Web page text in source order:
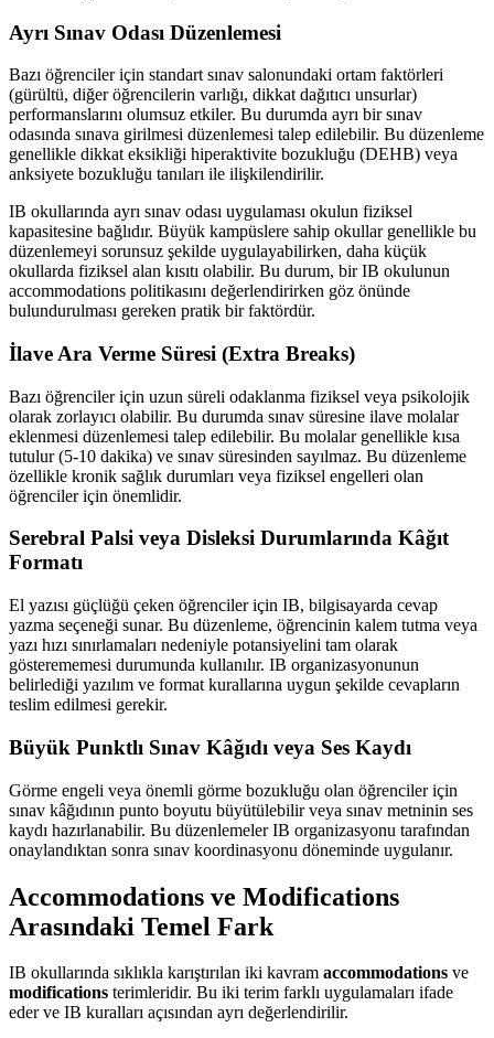
Ayrı Sınav Odası Düzenlemesi
Bazı öğrenciler için standart sınav salonundaki ortam faktörleri
(gürültü, diğer öğrencilerin varlığı, dikkat dağıtıcı unsurlar)
performanslarını olumsuz etkiler. Bu durumda ayrı bir sınav
odasında sınava girilmesi düzenlemesi talep edilebilir. Bu düzenleme
genellikle dikkat eksikliği hiperaktivite bozukluğu (DEHB) veya
anksiyete bozukluğu tanıları ile ilişkilendirilir.
IB okullarında ayrı sınav odası uygulaması okulun fiziksel
kapasitesine bağlıdır. Büyük kampüslere sahip okullar genellikle bu
düzenlemeyi sorunsuz şekilde uygulayabilirken, daha küçük
okullarda fiziksel alan kısıtı olabilir. Bu durum, bir IB okulunun
accommodations politikasını değerlendirirken göz önünde
bulundurulması gereken pratik bir faktördür.
İlave Ara Verme Süresi (Extra Breaks)
Bazı öğrenciler için uzun süreli odaklanma fiziksel veya psikolojik
olarak zorlayıcı olabilir. Bu durumda sınav süresine ilave molalar
eklenmesi düzenlemesi talep edilebilir. Bu molalar genellikle kısa
tutulur (5-10 dakika) ve sınav süresinden sayılmaz. Bu düzenleme
özellikle kronik sağlık durumları veya fiziksel engelleri olan
öğrenciler için önemlidir.
Serebral Palsi veya Disleksi Durumlarında Kâğıt
Formatı
El yazısı güçlüğü çeken öğrenciler için IB, bilgisayarda cevap
yazma seçeneği sunar. Bu düzenleme, öğrencinin kalem tutma veya
yazı hızı sınırlamaları nedeniyle potansiyelini tam olarak
gösterememesi durumunda kullanılır. IB organizasyonunun
belirlediği yazılım ve format kurallarına uygun şekilde cevapların
teslim edilmesi gerekir.
Büyük Punktlı Sınav Kâğıdı veya Ses Kaydı
Görme engeli veya önemli görme bozukluğu olan öğrenciler için
sınav kâğıdının punto boyutu büyütülebilir veya sınav metninin ses
kaydı hazırlanabilir. Bu düzenlemeler IB organizasyonu tarafından
onaylandıktan sonra sınav koordinasyonu döneminde uygulanır.
Accommodations ve Modifications
Arasındaki Temel Fark
IB okullarında sıklıkla karıştırılan iki kavram accommodations ve
modifications terimleridir. Bu iki terim farklı uygulamaları ifade
eder ve IB kuralları açısından ayrı değerlendirilir.